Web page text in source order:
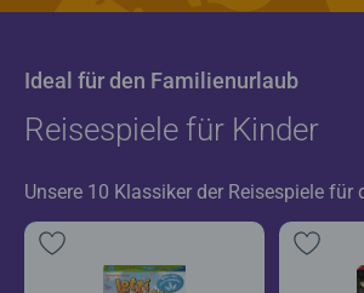
Ideal für den Familienurlaub
Reisespiele für Kinder
Unsere 10 Klassiker der Reisespiele für